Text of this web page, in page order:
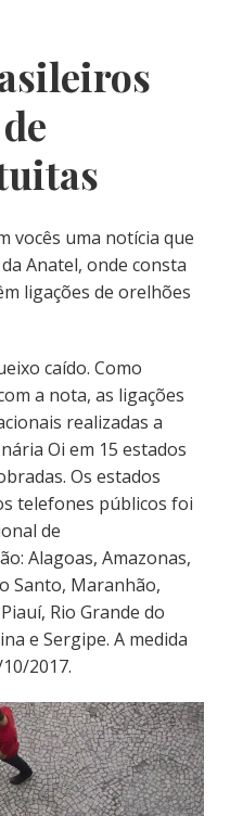
vocês uma notícia que
Anatel, onde consta
ligações de orelhões
caído. Como
a nota, as ligações
realizadas a
Oi em 15 estados
Os estados
telefones públicos foi
de
Alagoas, Amazonas,
Santo, Maranhão,
Rio Grande do
e Sergipe. A medida
2017.